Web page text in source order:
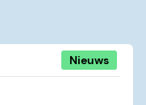
Nieuws